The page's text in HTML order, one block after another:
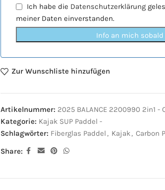
Ich habe die Datenschutzerklärung
meiner Daten einverstanden.
Info an mich sobald
Zur Wunschliste hinzufügen
Artikelnummer: 2025 BALANCE 2200990 2in1 -
Kategorie: Kajak SUP Paddel -
Schlagwörter: Fiberglas Paddel , Kajak , Carbon
Share: